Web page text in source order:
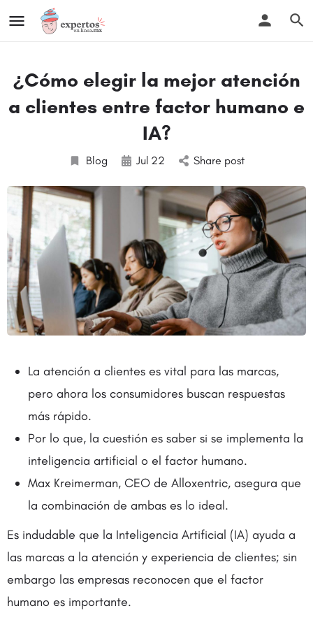
¿Cómo elegir la mejor atención
a clientes entre factor humano e
IA?
Blog Jul 22 Share post
La atención a clientes es vital para las marcas,
pero ahora los consumidores buscan respuestas
más rápido.
Por lo que, la cuestión es saber si se implementa la
inteligencia artificial o el factor humano.
Max Kreimerman, CEO de Alloxentric, asegura que
la combinación de ambas es lo ideal.
Es indudable que la Inteligencia Artificial (IA) ayuda a
las marcas a la atención y experiencia de clientes; sin
embargo las empresas reconocen que el factor
humano es importante.